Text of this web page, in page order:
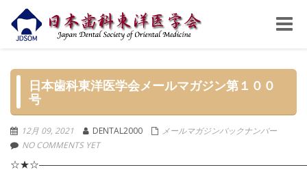
Toggle
日本歯科東洋医学会メールマガジン第１００
号
12月 09, 2021 DENTAL2000
メールマガジンバックナンバー
NO COMMENTS YET